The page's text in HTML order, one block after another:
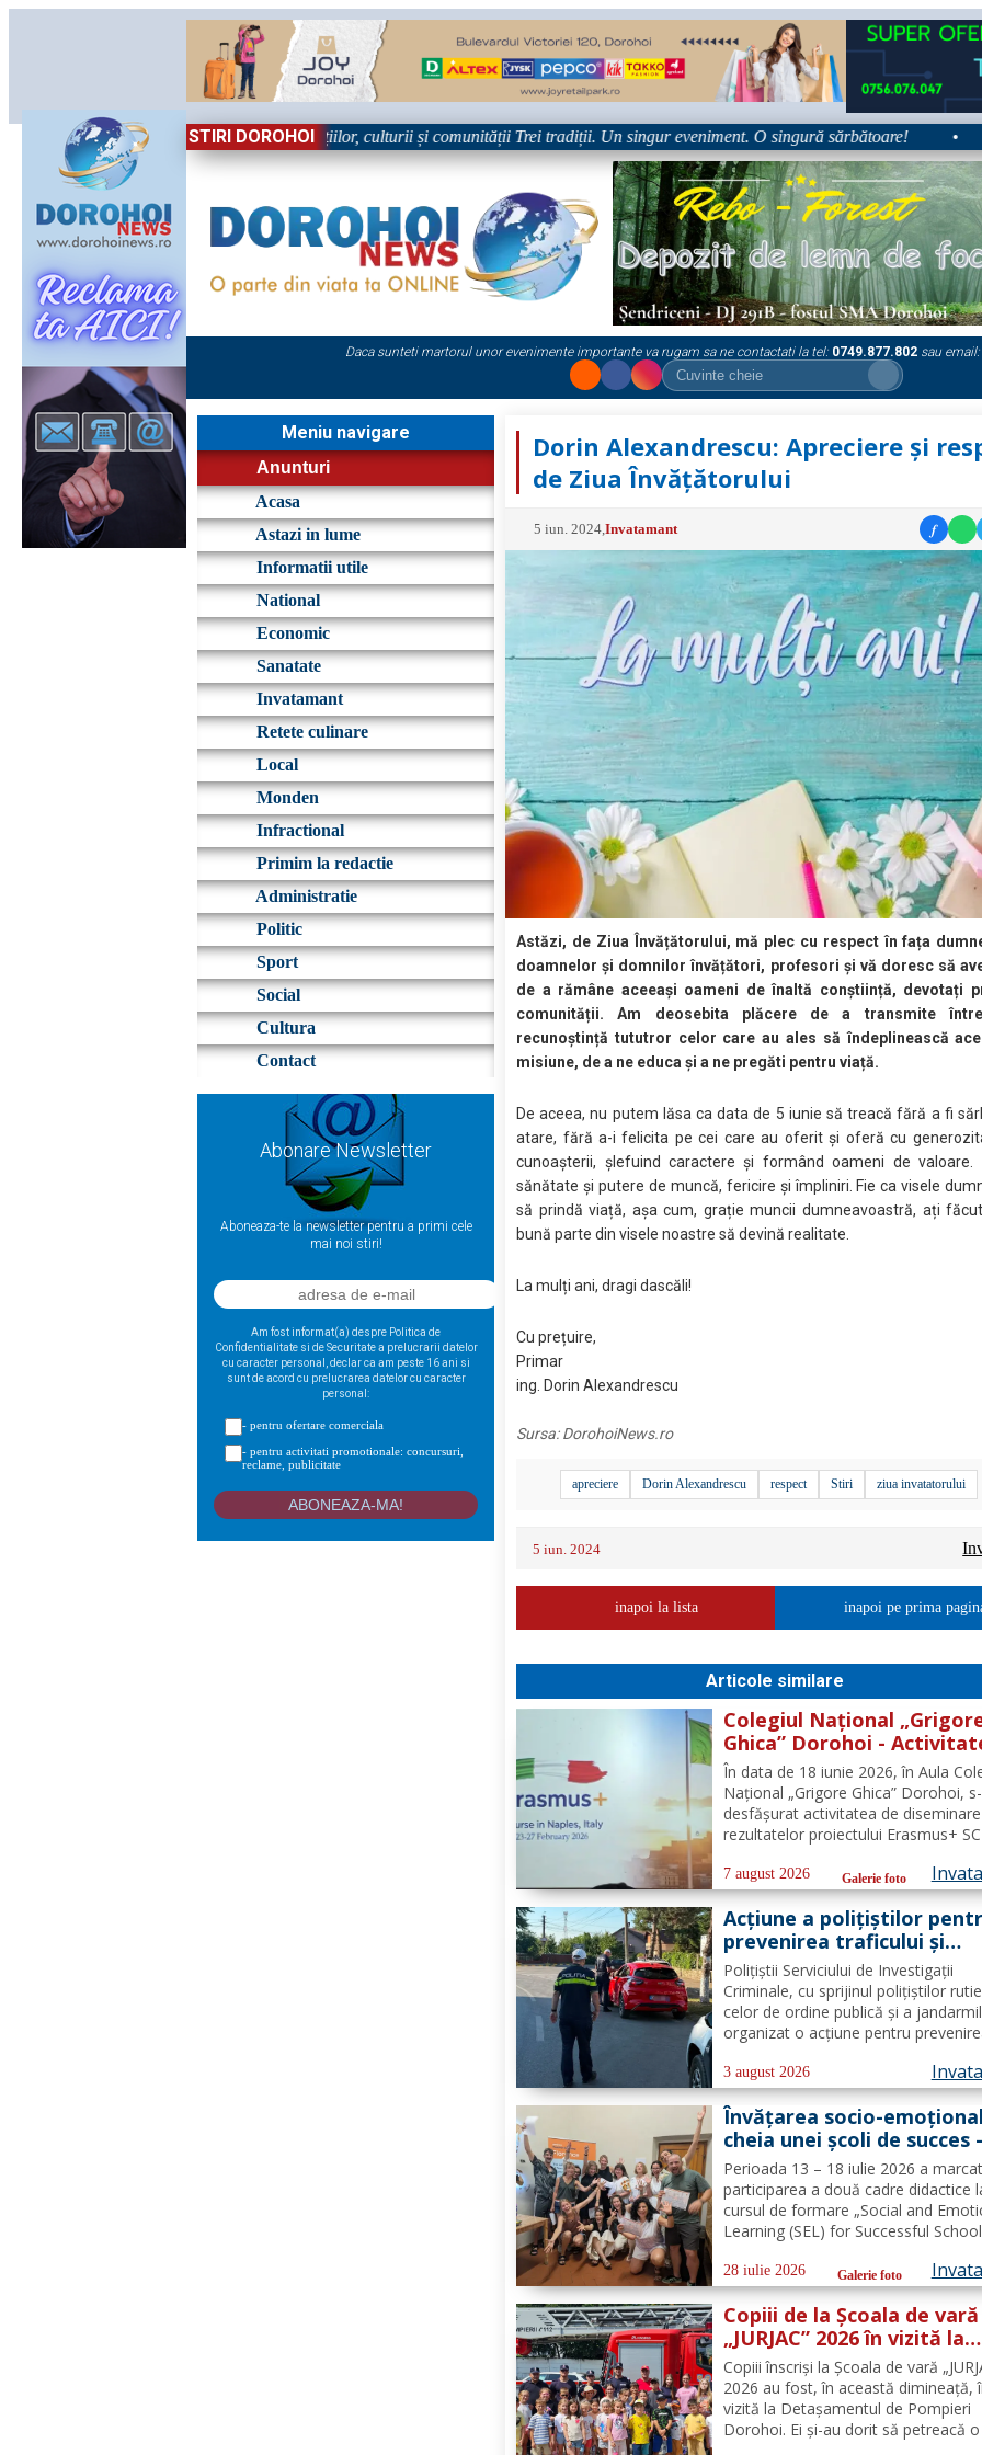
STIRI DOROHOI
Sărbătoare!” – trei zile dedicate tradițiilor, culturii și comunității Trei tradiții. Un singur eveniment. O singură sărbătoare! •
Daca sunteti martorul unor evenimente importante va rugam sa ne contactati la tel: 0749.877.802 sau email:
Meniu navigare
Anunturi
Acasa
Astazi in lume
Informatii utile
National
Economic
Sanatate
Invatamant
Retete culinare
Local
Monden
Infractional
Primim la redactie
Administratie
Politic
Sport
Social
Cultura
Contact
Abonare Newsletter
Aboneaza-te la newsletter pentru a primi cele
mai noi stiri!
Am fost informat(a) despre Politica de
Confidentialitate si de Securitate a prelucrarii datelor
cu caracter personal, declar ca am peste 16 ani si
sunt de acord cu prelucrarea datelor cu caracter
personal:
- pentru ofertare comerciala
- pentru activitati promotionale: concursuri,
reclame, publicitate
Dorin Alexandrescu: Apreciere și
de Ziua Învățătorului
5 iun. 2024 ,Invatamant f
Astăzi, de Ziua Învățătorului, mă plec cu respect în fața
doamnelor și domnilor învățători, profesori și vă doresc să
de a rămâne aceeași oameni de înaltă conștiință, devotați
comunității. Am deosebita plăcere de a transmite
recunoștință tututror celor care au ales să îndeplinească
misiune, de a ne educa și a ne pregăti pentru viață.
De aceea, nu putem lăsa ca data de 5 iunie să treacă fără a fi
atare, fără a-i felicita pe cei care au oferit și oferă cu
cunoașterii, șlefuind caractere și formând oameni de valoare.
sănătate și putere de muncă, fericire și împliniri. Fie ca visele
să prindă viață, așa cum, grație muncii dumneavoastră, ați
bună parte din visele noastre să devină realitate.
La mulți ani, dragi dascăli!
Cu prețuire,
Primar
ing. Dorin Alexandrescu
Sursa:DorohoiNews.ro
apreciere Dorin Alexandrescu respect Stiri ziua invatatorului
5 iun. 2024
inapoi la lista inapoi pe prima
Articole similare
Colegiul Național
Ghica” Dorohoi -
diseminare a rezultatelor
proiectului Erasmus+ SCH,
2025-1-RO01-KA121-SCH-
000333361
În data de 18 iunie 2026, în Aula
Național „Grigore Ghica” Dorohoi,
desfășurat activitatea de
rezultatelor proiectului Erasmus+
000333361, organizată de
doamna Hrab Cristina, și secretarul
unității, doamna Alexa...
7 august 2026 Galerie foto
Acțiune a polițiștilor
prevenirea traficului și
furturilor de autovehicule
Polițiștii Serviciului de Investigații
Criminale, cu sprijinul polițiștilor
celor de ordine publică și a
organizat o acțiune pentru
precum și pentru combaterea
furturilor de autovehicule, pe raza...
3 august 2026
Învățarea socio-
cheia unei școli de succes -
Formare Erasmus+ pentru
două cadre didactice de la
Școala Gimnazială „Spiru
Haret” Dorohoi - FOTO
Perioada 13 – 18 iulie 2026 a marcat
participarea a două cadre didactice
cursul de formare „Social and
Learning (SEL) for Successful
Italia, finanțat prin programul de
Acreditare Erasmus +, domeniul
școlară număr de referință...
28 iulie 2026 Galerie foto
Copiii de la Școala de vară
„JURJAC” 2026 în vizită la
Detașamentul de
Dorohoi - FOTO
Copiii înscriși la Școala de vară
2026 au fost, în această dimineață,
vizită la Detașamentul de Pompieri
Dorohoi. Ei și-au dorit să petreacă o